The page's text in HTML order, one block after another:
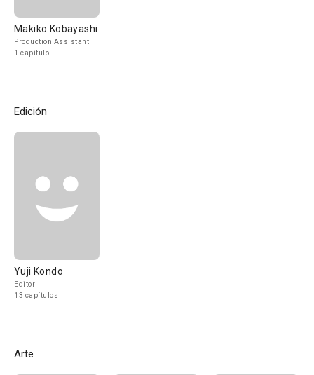
Makiko Kobayashi
Production Assistant
1 capítulo
Edición
Yuji Kondo
Editor
13 capítulos
Arte